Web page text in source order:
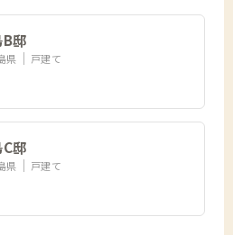
邸
県 戸建て
邸
県 戸建て